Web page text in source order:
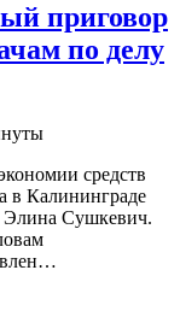
приговор
по делу
средств
в Калининграде
Элина Сушкевич.